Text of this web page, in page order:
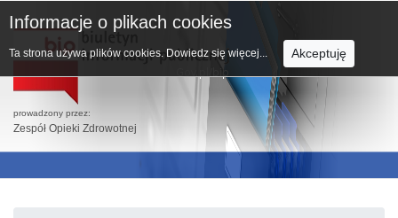
prowadzony przez:
Zespół Opieki Zdrowotnej
Informacje o plikach cookies
Ta strona używa plików cookies. Dowiedz się więcej... Akceptuję